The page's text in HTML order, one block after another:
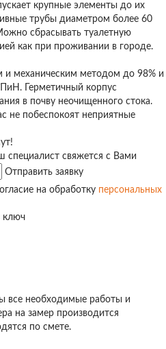
крупные элементы до их
трубы диаметром более 60
сбрасывать туалетную
как при проживании в городе.
и механическим методом до 98% и
Герметичный корпус
в почву неочищенного стока.
не побеспокоят неприятные
специалист свяжется с Вами
Отправить заявку
на обработку персональных
ключ
все необходимые работы и
на замер производится
по смете.